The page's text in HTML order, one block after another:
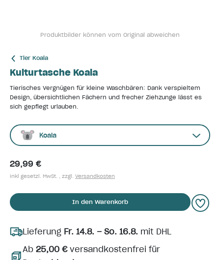
Produktbilder können vom Original abweichen
Tier Koala
Kulturtasche Koala
Tierisches Vergnügen für kleine Waschbären: Dank verspieltem
Design, übersichtlichen Fächern und frecher Ziehzunge lässt es
sich gepflegt urlauben.
Koala
29,99 €
inkl gesetzl. MwSt. , zzgl. Versandkosten
In den Warenkorb
Lieferung Fr. 14.8. – So. 16.8. mit DHL
Ab 25,00 €versandkostenfrei für